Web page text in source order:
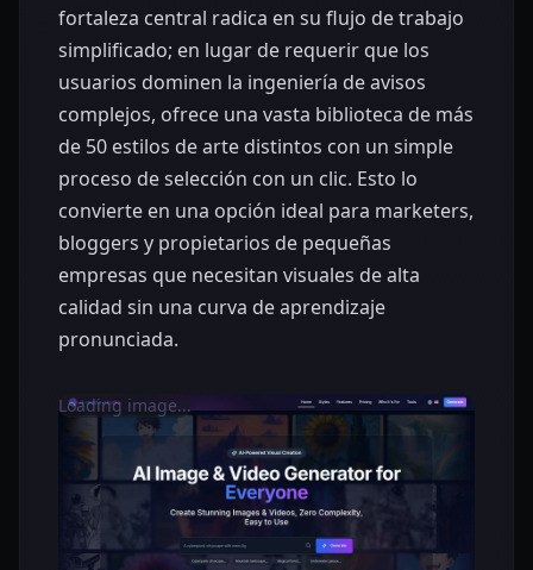
fortaleza central radica en su flujo de trabajo
simplificado; en lugar de requerir que los
usuarios dominen la ingeniería de avisos
complejos, ofrece una vasta biblioteca de más
de 50 estilos de arte distintos con un simple
proceso de selección con un clic. Esto lo
convierte en una opción ideal para marketers,
bloggers y propietarios de pequeñas
empresas que necesitan visuales de alta
calidad sin una curva de aprendizaje
pronunciada.
Loading image...